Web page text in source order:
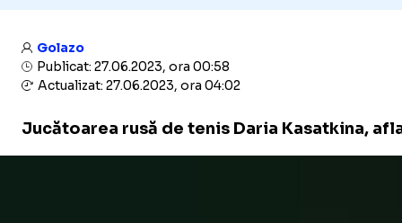
Golazo
Publicat: 27.06.2023, ora 00:58
Actualizat: 27.06.2023, ora 04:02
Jucătoarea rusă de tenis Daria Kasatkina,